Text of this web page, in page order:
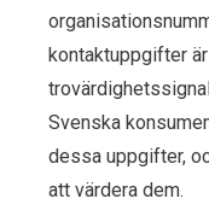
kontaktuppgifter
Svenska
dessa uppgifter,
att värdera dem.